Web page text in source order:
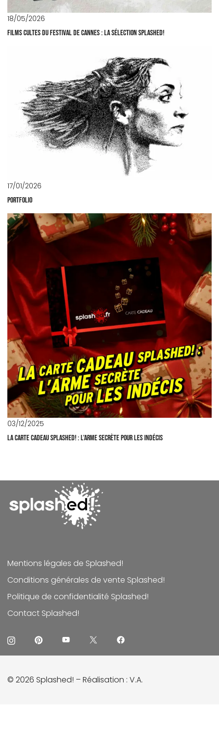
18/05/2026
Films cultes du Festival de Cannes : la sélection Splashed!
17/01/2026
PORTFOLIO
03/12/2025
La carte cadeau Splashed! : l’arme secrète pour les indécis
Mentions légales de Splashed!
Conditions générales de vente Splashed!
Politique de confidentialité Splashed!
Contact Splashed!
© 2026 Splashed! – Réalisation : V.A.